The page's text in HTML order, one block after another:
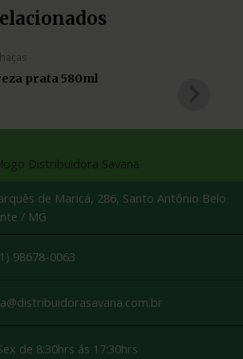
prata 580ml
de Maricá, 286, Santo Antônio Belo
/ MG
98678-0063
de 8:30hrs ás 17:30hrs